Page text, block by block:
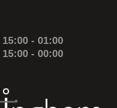
15:00 - 01:00
15:00 - 00:00